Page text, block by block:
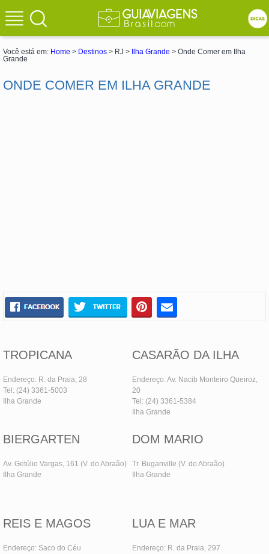
Você está em: Home > Destinos > RJ > Ilha Grande > Onde Comer em Ilha
Grande
ONDE COMER EM ILHA GRANDE
TROPICANA
Endereço: R. da Praia, 28
Tel: (24) 3361-5003
Ilha Grande
CASARÃO DA ILHA
Endereço: Av. Nacib Monteiro Queiroz,
20
Tel: (24) 3361-5384
Ilha Grande
BIERGARTEN
Av. Getúlio Vargas, 161 (V. do Abraão)
Ilha Grande
DOM MARIO
Tr. Buganville (V. do Abraão)
Ilha Grande
REIS E MAGOS
Endereço: Saco do Céu
LUA E MAR
Endereço: R. da Praia, 297